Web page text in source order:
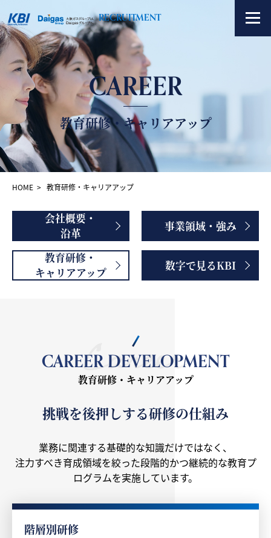
RECRUITMENT
お知らせ
求人情報
KBIについて
社員紹介
CONTACT
CAREER
教育研修・キャリアアップ
HOME 教育研修・キャリアアップ
会社概要・
沿革
事業領域・強み
教育研修・
キャリアアップ
数字で見るKBI
CAREER DEVELOPMENT
教育研修・キャリアアップ
挑戦を後押しする研修の仕組み
業務に関連する基礎的な知識だけではなく、
注力すべき育成領域を絞った段階的かつ継続的な教育プ
ログラムを実施しています。
階層別研修